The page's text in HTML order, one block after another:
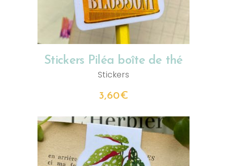
Stickers Piléa boîte de thé
Stickers
3,60€